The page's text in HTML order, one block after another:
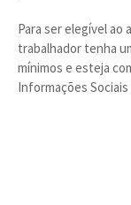
Para ser elegível ao
trabalhador tenha
mínimos e esteja
Informações Sociais